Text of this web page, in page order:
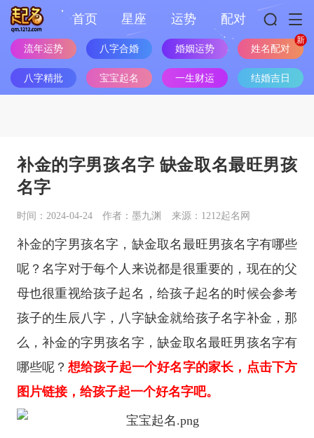
首页 星座 运势 配对
流年运势 八字合婚 婚姻运势 姓名配对
八字精批 宝宝起名 一生财运 结婚吉日
补金的字男孩名字 缺金取名最旺男孩
名字
时间：2024-04-24 作者：墨九渊 来源：1212起名网
补金的字男孩名字，缺金取名最旺男孩名字有哪些
呢？名字对于每个人来说都是很重要的，现在的父
母也很重视给孩子起名，给孩子起名的时候会参考
孩子的生辰八字，八字缺金就给孩子名字补金，那
么，补金的字男孩名字，缺金取名最旺男孩名字有
哪些呢？ 想给孩子起一个好名字的家长，点击下方
图片链接，给孩子起一个好名字吧。